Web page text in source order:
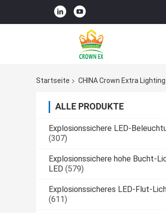
Startseite
CHINA Crown Extra
ALLE PRODUKTE
Explosionssichere LED-
(307)
Explosionssichere hohe Bucht-
LED (579)
Explosionssicheres LED-Flut-
(611)